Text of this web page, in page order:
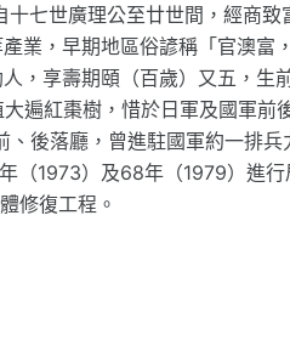
七世廣理公至廿世間，經商
業，早期地區俗諺稱「官澳富
，享壽期頤（百歲）又五，生
遍紅棗樹，惜於日軍及國軍前
後落廳，曾進駐國軍約一排
（1973）及68年（1979）進
修復工程。